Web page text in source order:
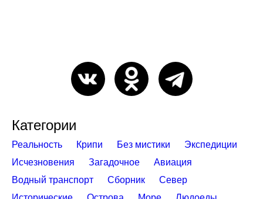
Категории
Реальность Крипи Без мистики
Экспедиции
Исчезновения
Загадочное
Авиация
Водный транспорт
Сборник
Север